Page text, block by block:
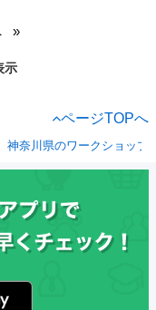
示
ページTOPへ
神奈川県のワークショップ